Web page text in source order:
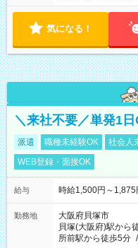
気になる！
＼来社不要／単発1
派遣 職種未経験OK 社会人
WEB登録・面接OK
給与 時給1,500円～1,875
勤務地
大阪府貝塚市
貝塚(大阪府)駅から
所前駅から徒歩5分 /